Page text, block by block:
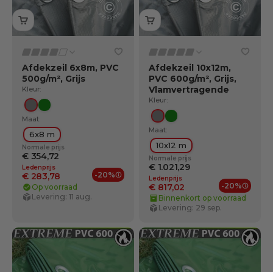
Afdekzeil 6x8m, PVC
500g/m², Grijs
Kleur:
GrijsGroente
Maat:
6x8 m
Normale prijs
€ 354,72
Ledenprijs
€ 283,78 -20%
Ledenvoordelen
Op voorraad
Levering: 11 aug.
Afdekzeil 10x12m,
PVC 600g/m², Grijs,
Vlamvertragende
Kleur:
GrijsGroente
Maat:
10x12 m
Normale prijs
€ 1.021,29
Ledenprijs
€ 817,02 -20%
Binnenkort op voorraad
Levering: 29 sep.